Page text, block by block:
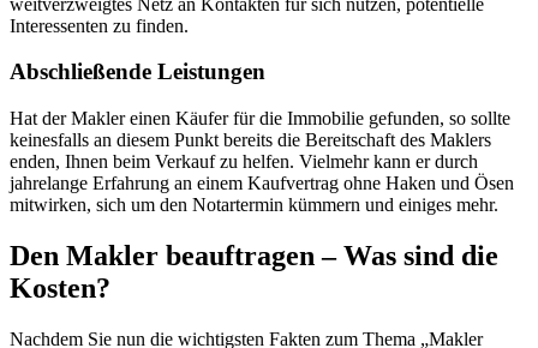
Interessenten zu finden.
Abschließende Leistungen
Hat der Makler einen Käufer für die Immobilie gefunden, so sollte
keinesfalls an diesem Punkt bereits die Bereitschaft des Maklers
enden, Ihnen beim Verkauf zu helfen. Vielmehr kann er durch
jahrelange Erfahrung an einem Kaufvertrag ohne Haken und Ösen
mitwirken, sich um den Notartermin kümmern und einiges mehr.
Den Makler beauftragen – Was sind die
Kosten?
Nachdem Sie nun die wichtigsten Fakten zum Thema „Makler